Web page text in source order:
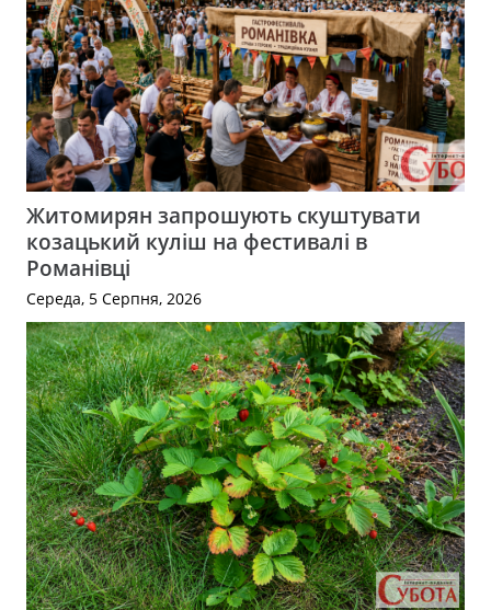
Житомирян запрошують скуштувати
козацький куліш на фестивалі в
Романівці
Середа, 5 Серпня, 2026